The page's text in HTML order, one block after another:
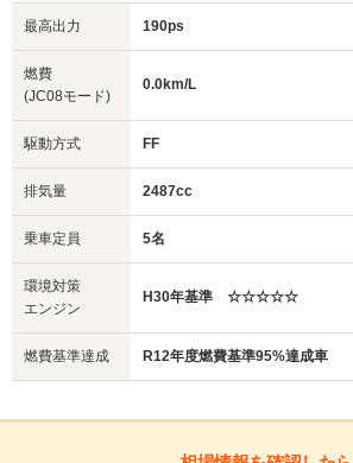
最高出力 190ps
燃費
(JC08モード)
0.0km/L
駆動方式 FF
排気量 2487cc
乗車定員 5名
環境対策
エンジン
H30年基準 ☆☆☆☆☆
燃費基準達成 R12年度燃費基準95%達成車